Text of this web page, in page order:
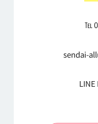
℡
sendai-